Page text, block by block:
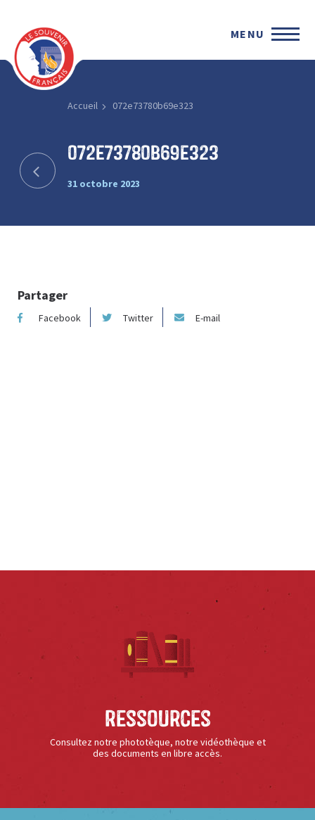
MENU
Accueil 072e73780b69e323
072e73780b69e323
31 octobre 2023
Partager
Facebook Twitter E-mail
Ressources
Consultez notre phototèque, notre vidéothèque et
des documents en libre accès.